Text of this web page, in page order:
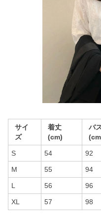
サイ
ズ
着丈
(cm)
バ
S 54 92
M 55 94
L 56 96
XL 57 98